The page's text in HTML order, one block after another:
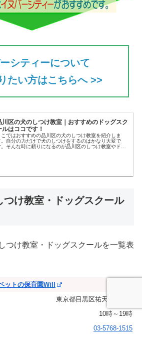
シティーについて
たい方はこちらへ >>
川区の犬のしつけ教室｜おすすめのドッグスク
ルはココです！
こではおすすめの品川区の犬のしつけ教室を紹介しま
。自分の力だけで犬のしつけをするのはかなり大変で
。そんな時に頼りになるのが品川区のしつけ教室やドッ
つけ教室・ドッグスクール
つけ教室・ドッグスクールを一覧表
ットの保育園Will
東京都目黒区祐天寺1-16-3
10時～19時
03-5768-1515